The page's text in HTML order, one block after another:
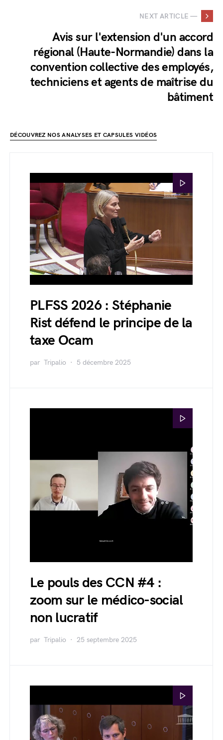
NEXT ARTICLE —
Avis sur l'extension d'un accord
régional (Haute-Normandie) dans la
convention collective des employés,
techniciens et agents de maîtrise du
bâtiment
DÉCOUVREZ NOS ANALYSES ET CAPSULES VIDÉOS
PLFSS 2026 : Stéphanie
Rist défend le principe de la
taxe Ocam
par Tripalio 5 décembre 2025
Le pouls des CCN #4 :
zoom sur le médico-social
non lucratif
par Tripalio 25 septembre 2025